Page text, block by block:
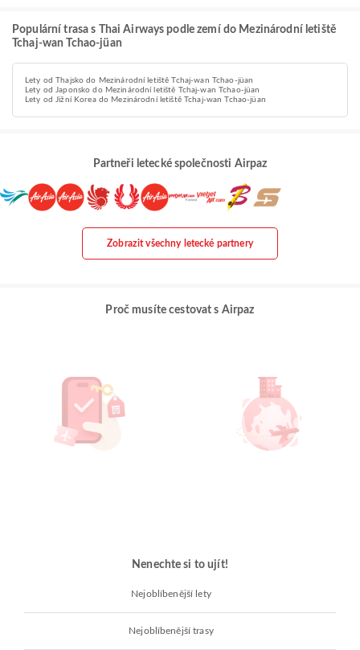
Populární trasa s Thai Airways podle zemí do Mezinárodní letiště
Tchaj-wan Tchao-jüan
Lety od Thajsko do Mezinárodní letiště Tchaj-wan Tchao-jüan
Lety od Japonsko do Mezinárodní letiště Tchaj-wan Tchao-jüan
Lety od Jižní Korea do Mezinárodní letiště Tchaj-wan Tchao-jüan
Partneři letecké společnosti Airpaz
Zobrazit všechny letecké partnery
Proč musíte cestovat s Airpaz
Nenechte si to ujít!
Nejoblíbenější lety
Nejoblíbenější trasy